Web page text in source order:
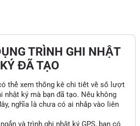
TRÌNH GHI NHẬT
KÝ ĐÃ TẠO
thể xem thống kê chi tiết về số lượt
nhật ký mà bạn đã tạo. Nếu không
nghĩa là chưa có ai nhấp vào liên
và trình ghi nhật ký GPS, bạn có